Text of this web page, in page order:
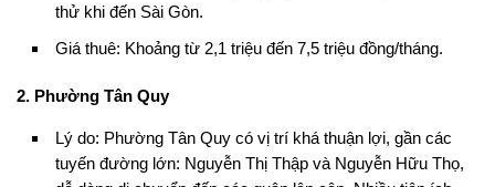
thử khi đến Sài Gòn.
Giá thuê: Khoảng từ 2,1 triệu đến 7,5 triệu đồng/tháng.
2. Phường Tân Quy
Lý do: Phường Tân Quy có vị trí khá thuận lợi, gần các
tuyến đường lớn: Nguyễn Thị Thập và Nguyễn Hữu Thọ,